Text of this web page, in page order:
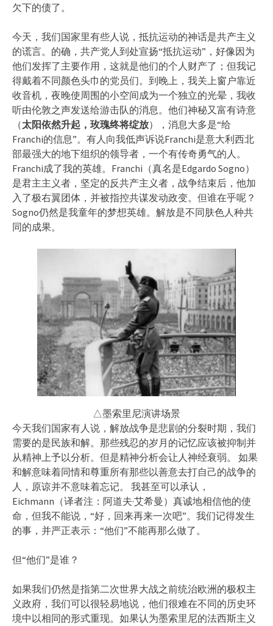
欠下的债了。
今天，我们国家里有些人说，抵抗运动的神话是共产主义
的谎言。的确，共产党人到处宣扬“抵抗运动”，好像因为
他们发挥了主要作用，这就是他们的个人财产了；但我记
得戴着不同颜色头巾的党员们。到晚上，我关上窗户靠近
收音机，夜晚使周围的小空间成为一个独立的光晕，我收
听由伦敦之声发送给游击队的消息。他们神秘又富有诗意
（太阳依然升起，玫瑰终将绽放），消息大多是“给
Franchi的信息”。有人向我低声诉说Franchi是意大利西北
部最强大的地下组织的领导者，一个有传奇勇气的人。
Franchi成了我的英雄。Franchi（真名是Edgardo Sogno）
是君主主义者，坚定的反共产主义者，战争结束后，他加
入了极右翼团体，并被指控共谋发动政变。但谁在乎呢？
Sogno仍然是我童年的梦想英雄。解放是不同肤色人种共
同的成果。
△墨索里尼演讲场景
今天我们国家有人说，解放战争是悲剧的分裂时期，我们
需要的是民族和解。那些残忍的岁月的记忆应该被抑制并
从精神上予以分析。但是精神分析会让人神经衰弱。 如果
和解意味着同情和尊重所有那些以善意去打自己的战争的
人，原谅并不意味着忘记。 我甚至可以承认，
Eichmann（译者注：阿道夫·艾希曼）真诚地相信他的使
命，但我不能说，“好，回来再来一次吧”。我们记得发生
的事，并严正表示：“他们”不能再那么做了。
但“他们”是谁？
如果我们仍然是指第二次世界大战之前统治欧洲的极权主
义政府，我们可以很轻易地说，他们很难在不同的历史环
境中以相同的形式重现。如果认为墨索里尼的法西斯主义